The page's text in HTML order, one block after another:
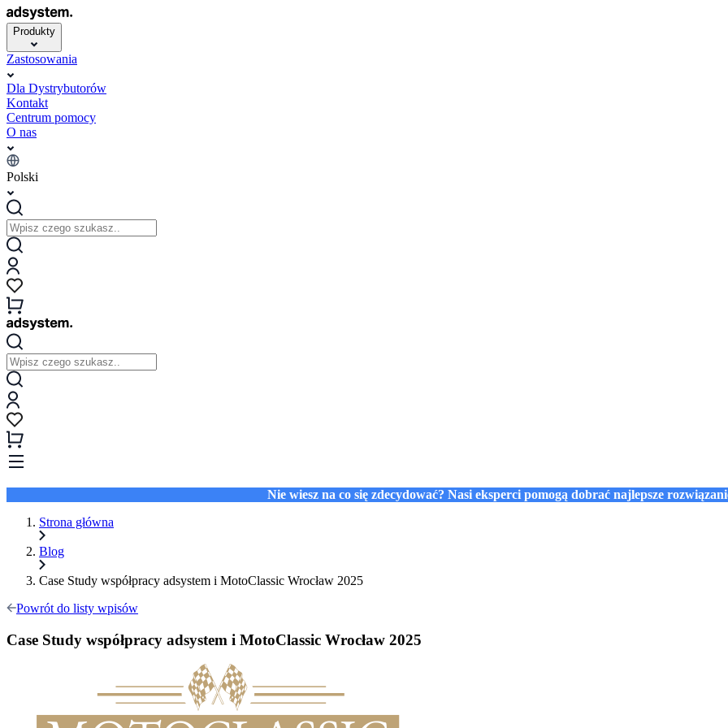
Produkty
Zastosowania
Dla Dystrybutorów
Kontakt
Centrum pomocy
O nas
Polski
Nie wiesz na co się zdecydować? Nasi eksperci pomogą dobrać najlepsze
Strona główna
Blog
Case Study współpracy adsystem i MotoClassic Wrocław 2025
Powrót do listy wpisów
Case Study współpracy adsystem i MotoClassic Wrocław 2025